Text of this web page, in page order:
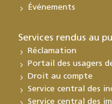
Événements
Services rendus au
Réclamation
Portail des usagers
Droit au compte
Service central des
Service central des